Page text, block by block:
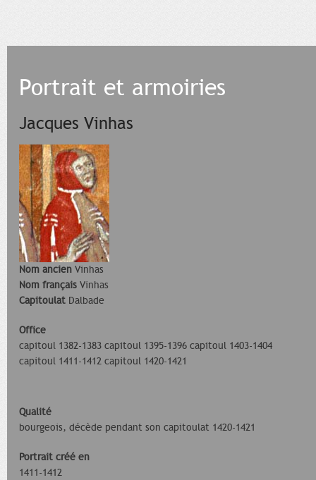
Portrait et armoiries
Jacques Vinhas
Nom ancien Vinhas
Nom français Vinhas
Capitoulat Dalbade
Office
capitoul 1382-1383 capitoul 1395-1396 capitoul 1403-1404
capitoul 1411-1412 capitoul 1420-1421
Qualité
bourgeois, décède pendant son capitoulat 1420-1421
Portrait créé en
1411-1412